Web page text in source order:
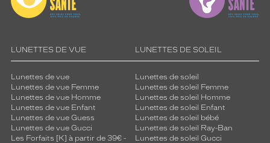
LUNETTES DE VUE
Lunettes de vue
Lunettes de vue Femme
Lunettes de vue Homme
Lunettes de vue Enfant
Lunettes de vue Guess
Lunettes de vue Gucci
Les Forfaits [K] à partir de 39€ -
LUNETTES DE SOLEIL
Lunettes de soleil
Lunettes de soleil Femme
Lunettes de soleil Homme
Lunettes de soleil Enfant
Lunettes de soleil bébé
Lunettes de soleil Ray-Ban
Lunettes de soleil Gucci